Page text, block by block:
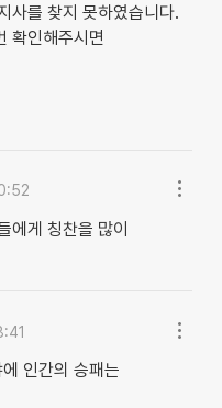
사를 찾지 못하였습니다.
확인해주시면
에게 칭찬을 많이
인간의 승패는